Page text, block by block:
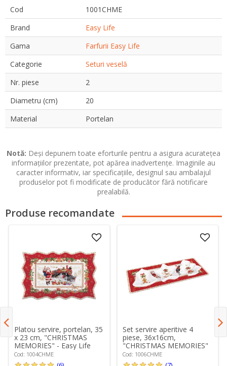
Cod
1001CHME
Brand
Easy Life
Gama
Farfurii Easy Life
Categorie
Seturi veselă
Nr. piese
2
Diametru (cm)
20
Material
Portelan
Notă: Deși depunem toate eforturile pentru a asigura acuratețea
informațiilor prezentate, pot apărea inadvertențe. Imaginile au
caracter informativ, iar specificațiile, designul sau ambalajul
produselor pot fi modificate de producător fără notificare
prealabilă.
Produse recomandate
Platou servire, portelan, 35
x 23 cm, "CHRISTMAS
MEMORIES" - Easy Life
Cod: 1004CHME
Set servire aperitive 4
piese, 36x16cm,
"CHRISTMAS MEMORIES"
- Easy Life
Cod: 1006CHME